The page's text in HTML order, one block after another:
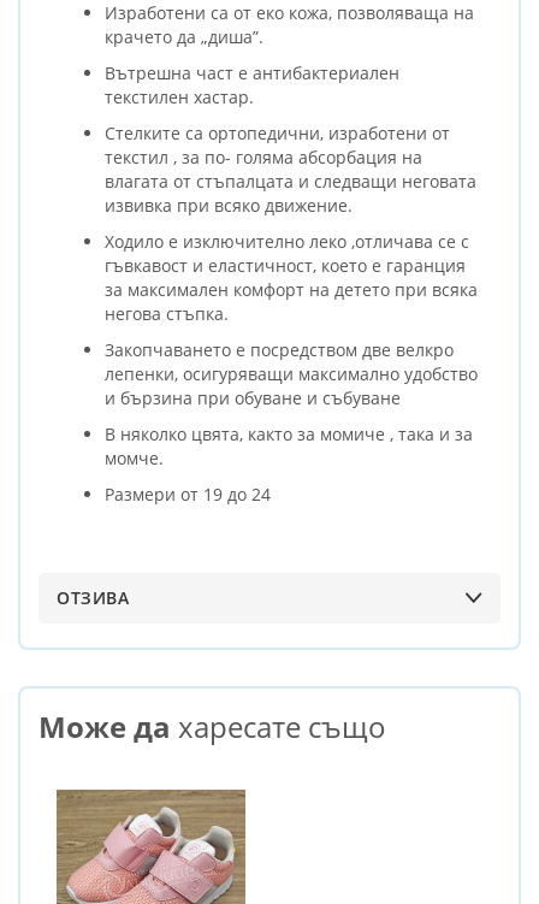
Изработени са от еко кожа, позволяваща на
крачето да „диша”.
Вътрешна част е антибактериален
текстилен хастар.
Стелките са ортопедични, изработени от
текстил , за по- голяма абсорбация на
влагата от стъпалцата и следващи неговата
извивка при всяко движение.
Ходило е изключително леко ,отличава се с
гъвкавост и еластичност, което е гаранция
за максимален комфорт на детето при всяка
негова стъпка.
Закопчаването е посредством две велкро
лепенки, осигуряващи максимално удобство
и бързина при обуване и събуване
В няколко цвята, както за момиче , така и за
момче.
Размери от 19 до 24
ОТЗИВА
Може да харесате също